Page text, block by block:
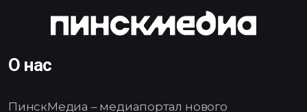
О нас
ПинскМедиа – медиапортал нового